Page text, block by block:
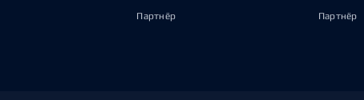
Партнёр Партнёр